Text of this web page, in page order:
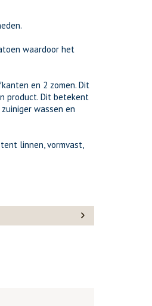
waardoor het
en 2 zomen. Dit
product. Dit betekent
wassen en
linnen, vormvast,